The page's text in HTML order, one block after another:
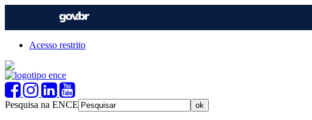
Acesso restrito
Pesquisa na ENCE